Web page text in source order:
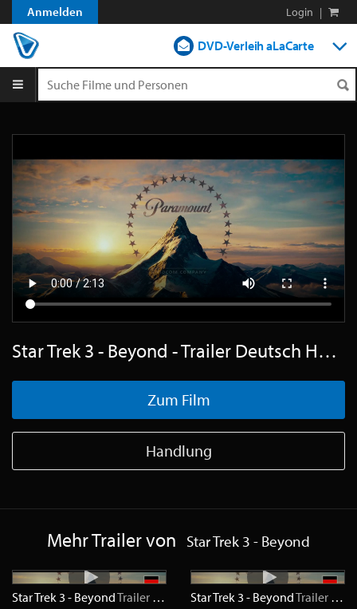
Anmelden Login |
DVD-Verleih aLaCarte
Blog
Star Trek 3 - Beyond - Trailer Deutsch HD
Zum Film
Handlung
Mehr Trailer von Star Trek 3 - Beyond
Star Trek 3 - BeyondTrailer HD Star Trek 3 - BeyondTrailer